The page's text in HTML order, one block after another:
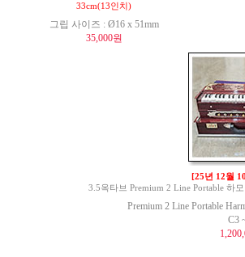
33cm(13인치)
그립 사이즈 : Ø16 x 51mm
35,000원
[25년 12월
3.5옥타브 Premium 2 Line Portable 하
Premium 2 Line Portable
C3